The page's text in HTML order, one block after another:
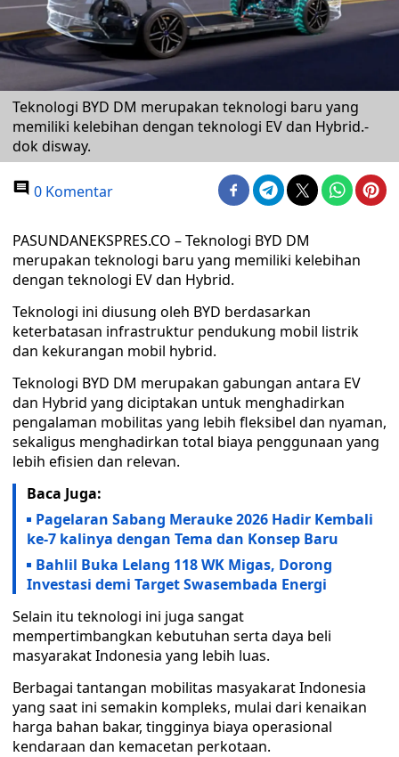
Teknologi BYD DM merupakan teknologi baru yang
memiliki kelebihan dengan teknologi EV dan Hybrid.-
dok disway.
0 Komentar
PASUNDANEKSPRES.CO – Teknologi BYD DM
merupakan teknologi baru yang memiliki kelebihan
dengan teknologi EV dan Hybrid.
Teknologi ini diusung oleh BYD berdasarkan
keterbatasan infrastruktur pendukung mobil listrik
dan kekurangan mobil hybrid.
Teknologi BYD DM merupakan gabungan antara EV
dan Hybrid yang diciptakan untuk menghadirkan
pengalaman mobilitas yang lebih fleksibel dan nyaman,
sekaligus menghadirkan total biaya penggunaan yang
lebih efisien dan relevan.
Baca Juga:
Pagelaran Sabang Merauke 2026 Hadir Kembali
ke-7 kalinya dengan Tema dan Konsep Baru
Bahlil Buka Lelang 118 WK Migas, Dorong
Investasi demi Target Swasembada Energi
Selain itu teknologi ini juga sangat
mempertimbangkan kebutuhan serta daya beli
masyarakat Indonesia yang lebih luas.
Berbagai tantangan mobilitas masyakarat Indonesia
yang saat ini semakin kompleks, mulai dari kenaikan
harga bahan bakar, tingginya biaya operasional
kendaraan dan kemacetan perkotaan.